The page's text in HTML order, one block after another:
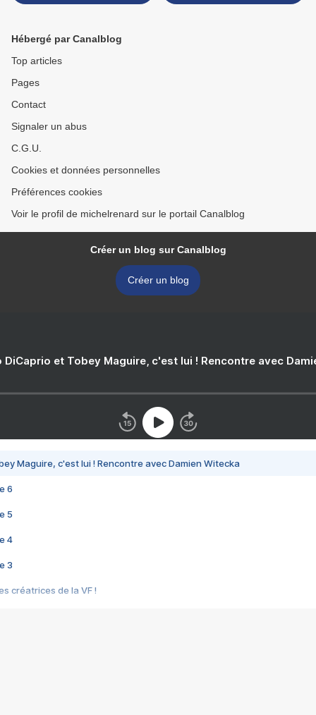
Hébergé par Canalblog
Top articles
Pages
Contact
Signaler un abus
C.G.U.
Cookies et données personnelles
Préférences cookies
Voir le profil de michelrenard sur le portail Canalblog
Créer un blog sur Canalblog
Créer un blog
DiCaprio et Tobey Maguire, c'est lui ! Rencontre avec
Maguire, c'est lui ! Rencontre avec Damien Witecka
6
5
4
3
créatrices de la VF !